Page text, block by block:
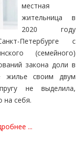
местная
жительница в
2020 году
Петербурге с
(семейного)
закона доли в
жилье своим двум
не выделила,
на себя.
...